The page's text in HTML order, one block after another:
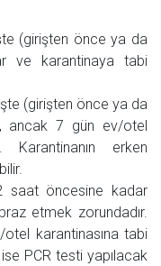
(girişten önce ya da
ve karantinaya tabi
(girişten önce ya da
ancak 7 gün ev/otel
Karantinanın erken
saat öncesine kadar
etmek zorundadır.
karantinasına tabi
PCR testi yapılacak